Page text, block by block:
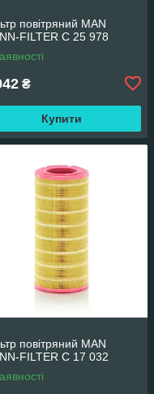
повітряний MAN
FILTER C 25 978
₴
Купити
повітряний MAN
FILTER C 17 032